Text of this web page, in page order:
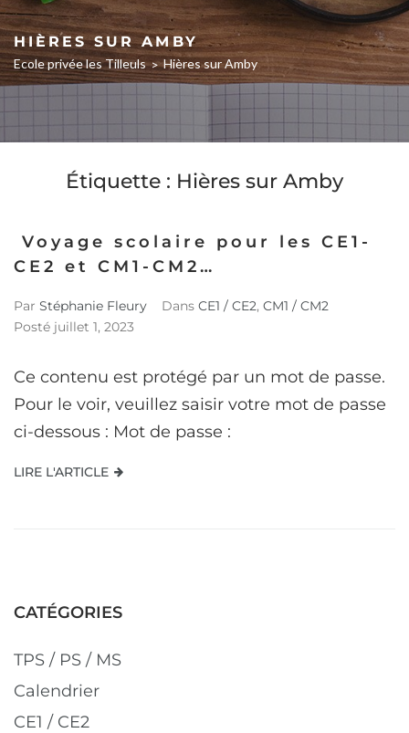
HIÈRES SUR AMBY
Ecole privée les Tilleuls > Hières sur Amby
Étiquette : Hières sur Amby
Voyage scolaire pour les CE1-
CE2 et CM1-CM2…
Par Stéphanie Fleury Dans CE1 / CE2, CM1 / CM2
Posté juillet 1, 2023
Ce contenu est protégé par un mot de passe.
Pour le voir, veuillez saisir votre mot de passe
ci-dessous : Mot de passe :
LIRE L'ARTICLE
CATÉGORIES
TPS / PS / MS
Calendrier
CE1 / CE2